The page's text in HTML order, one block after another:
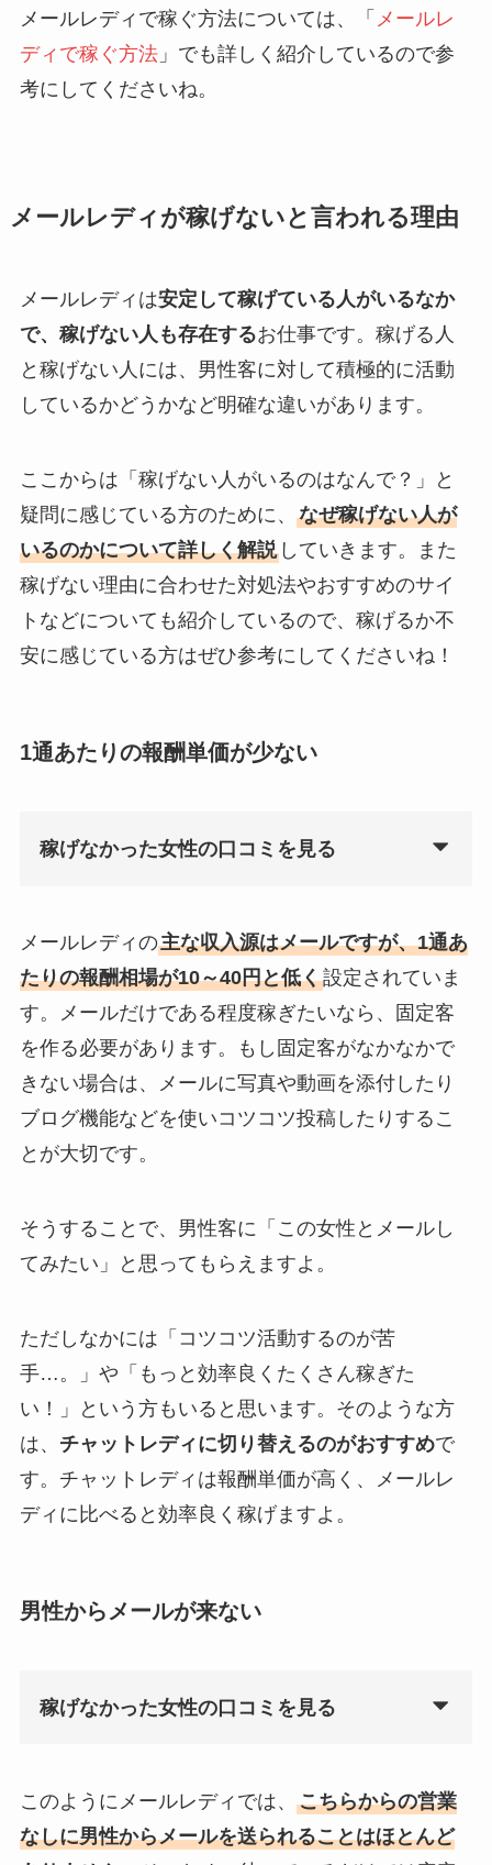
メールレディで稼ぐ方法については、「 メールレ
ディで稼ぐ方法」でも詳しく紹介しているので参
考にしてくださいね。
メールレディが稼げないと言われる理由
メールレディは安定して稼げている人がいるなか
で、稼げない人も存在するお仕事です。稼げる人
と稼げない人には、男性客に対して積極的に活動
しているかどうかなど明確な違いがあります。
ここからは「稼げない人がいるのはなんで？」と
疑問に感じている方のために、 なぜ稼げない人が
いるのかについて詳しく解説していきます。また
稼げない理由に合わせた対処法やおすすめのサイ
トなどについても紹介しているので、稼げるか不
安に感じている方はぜひ参考にしてくださいね！
1通あたりの報酬単価が少ない
稼げなかった女性の口コミを見る
メールレディの主な収入源はメールですが、1通あ
たりの報酬相場が10～40円と低く設定されていま
す。メールだけである程度稼ぎたいなら、固定客
を作る必要があります。もし固定客がなかなかで
きない場合は、メールに写真や動画を添付したり
ブログ機能などを使いコツコツ投稿したりするこ
とが大切です。
そうすることで、男性客に「この女性とメールし
てみたい」と思ってもらえますよ。
ただしなかには「コツコツ活動するのが苦
手…。」や「もっと効率良くたくさん稼ぎた
い！」という方もいると思います。そのような方
は、 チャットレディに切り替えるのがおすすめで
す。チャットレディは報酬単価が高く、メールレ
ディに比べると効率良く稼げますよ。
男性からメールが来ない
稼げなかった女性の口コミを見る
このようにメールレディでは、 こちらからの営業
なしに男性からメールを送られることはほとんど